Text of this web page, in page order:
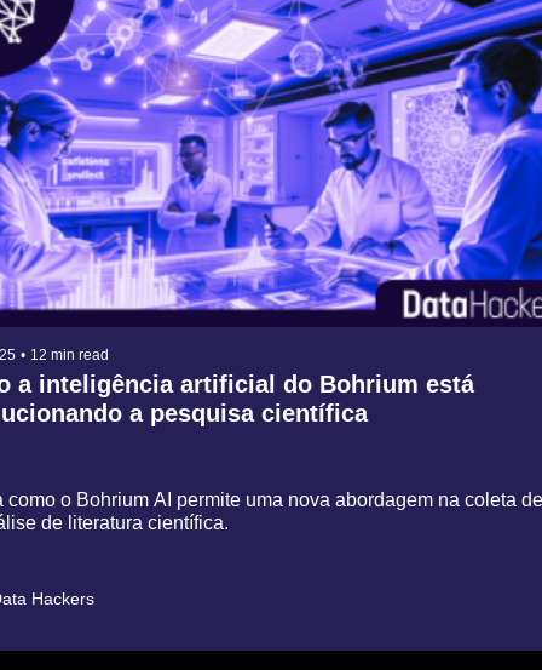
• 12 min read
a inteligência artificial do Bohrium está
a pesquisa científica
como o Bohrium AI permite uma nova abordagem na coleta
de literatura científica.
Hackers